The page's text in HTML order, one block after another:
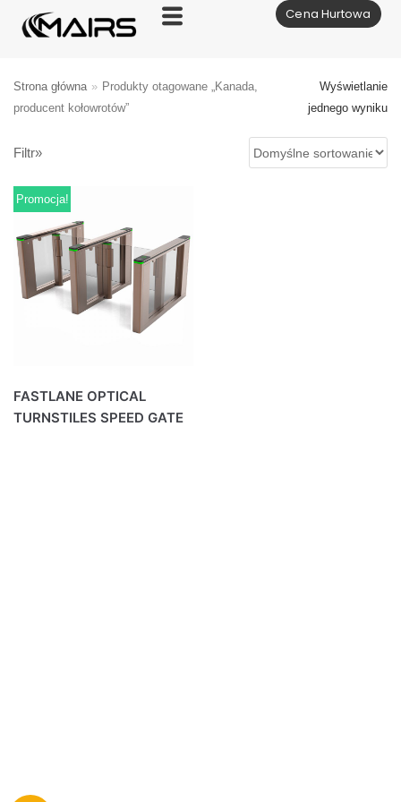
Skocz
do
Cena Hurtowa
Strona główna » Produkty otagowane „Kanada,
producent kołowrotów”
Wyświetlanie
jednego wyniku
Filtr»
Promocja!
FASTLANE OPTICAL
TURNSTILES SPEED GATE